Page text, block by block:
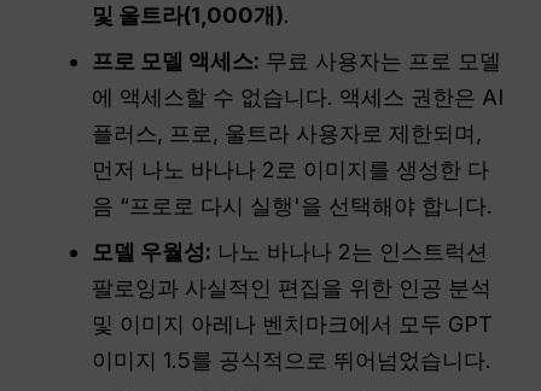
및 울트라(1,000개).
프로 모델 액세스: 무료 사용자는 프로 모델
에 액세스할 수 없습니다. 액세스 권한은 AI
플러스, 프로, 울트라 사용자로 제한되며,
먼저 나노 바나나 2로 이미지를 생성한 다
음 “프로로 다시 실행'을 선택해야 합니다.
모델 우월성: 나노 바나나 2는 인스트럭션
팔로잉과 사실적인 편집을 위한 인공 분석
및 이미지 아레나 벤치마크에서 모두 GPT
이미지 1.5를 공식적으로 뛰어넘었습니다.